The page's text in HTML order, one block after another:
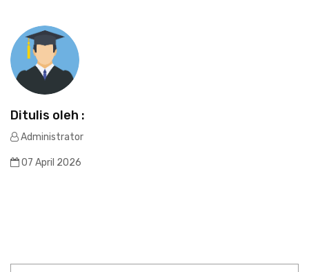
Ditulis oleh :
Administrator
07 April 2026